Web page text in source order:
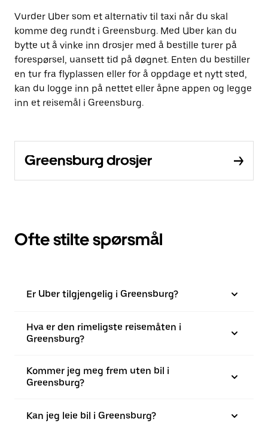
Vurder Uber som et alternativ til taxi når du skal
komme deg rundt i Greensburg. Med Uber kan du
bytte ut å vinke inn drosjer med å bestille turer på
forespørsel, uansett tid på døgnet. Enten du bestiller
en tur fra flyplassen eller for å oppdage et nytt sted,
kan du logge inn på nettet eller åpne appen og legge
inn et reisemål i Greensburg.
Greensburg drosjer
Ofte stilte spørsmål
Er Uber tilgjengelig i Greensburg?
Hva er den rimeligste reisemåten i
Greensburg?
Kommer jeg meg frem uten bil i
Greensburg?
Kan jeg leie bil i Greensburg?